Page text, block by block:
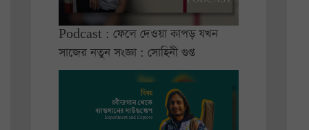
Podcast : ফেলে দেওয়া কাপড় যখন
সাজের নতুন সংজ্ঞা : সোহিনী গুপ্ত